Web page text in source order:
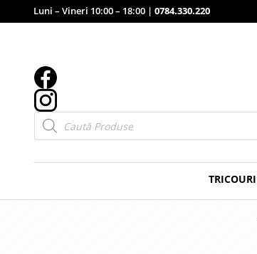
Luni – Vineri 10:00 – 18:00 | 0784.330.220
Products
search